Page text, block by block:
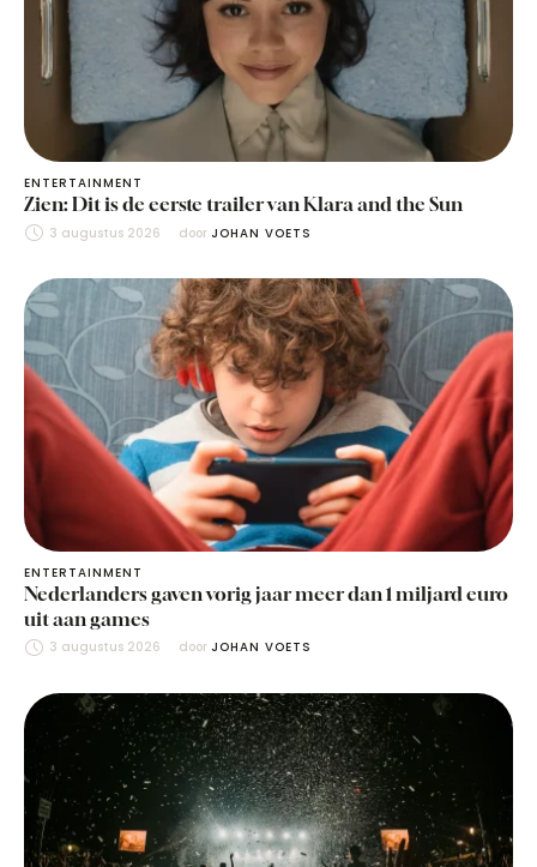
ENTERTAINMENT
Zien: Dit is de eerste trailer van Klara and the Sun
3 augustus 2026 door JOHAN VOETS
ENTERTAINMENT
Nederlanders gaven vorig jaar meer dan 1 miljard euro
uit aan games
3 augustus 2026 door JOHAN VOETS